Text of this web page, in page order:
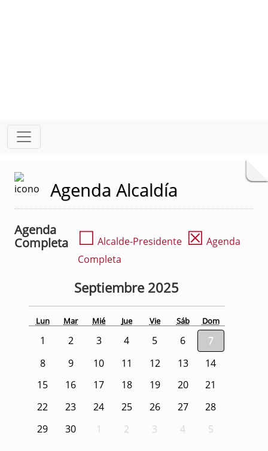
Agenda Alcaldía
Agenda
Completa
☐ Alcalde-Presidente ☒ Agenda
Completa
Septiembre 2025
Lun Mar Mié Jue Vie Sáb Dom
1 2 3 4 5 6
7
8
9 10 11 12 13
14
15
16 17 18 19 20
21
22
23 24 25 26 27
28
29
30 1 2 3 4 5